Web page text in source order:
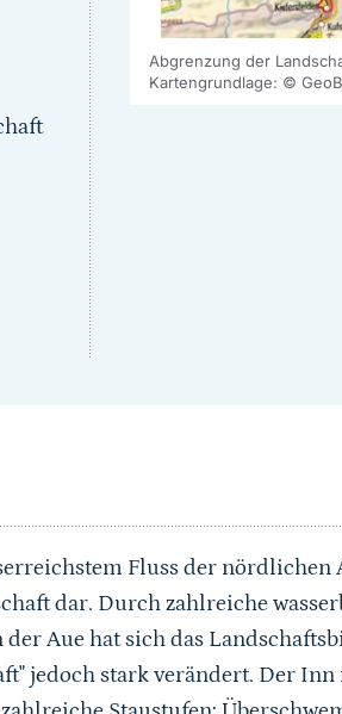
Abgrenzung der
Kartengrundlage: ©
Fluss der nördlichen
dar. Durch zahlreiche
Aue hat sich das
jedoch stark verändert. Der